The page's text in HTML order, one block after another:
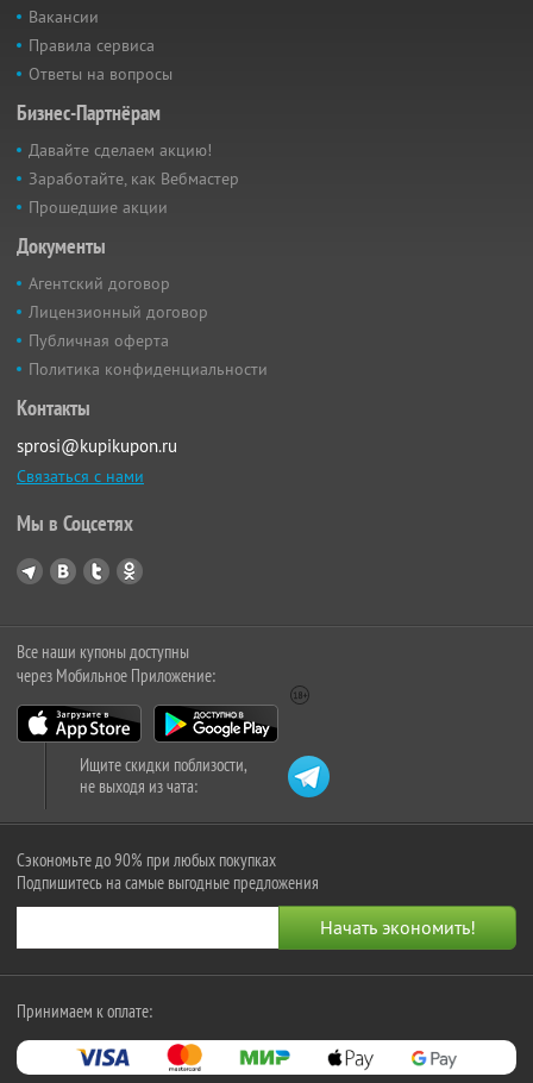
Вакансии
Правила сервиса
Ответы на вопросы
Бизнес-Партнёрам
Давайте сделаем акцию!
Заработайте, как Вебмастер
Прошедшие акции
Документы
Агентский договор
Лицензионный договор
Публичная оферта
Политика конфиденциальности
Контакты
sprosi@kupikupon.ru
Связаться с нами
Мы в Соцсетях
Все наши купоны доступны
через Мобильное Приложение:
Ищите скидки поблизости,
не выходя из чата:
Сэкономьте до 90% при любых покупках
Подпишитесь на самые выгодные предложения
Принимаем к оплате: